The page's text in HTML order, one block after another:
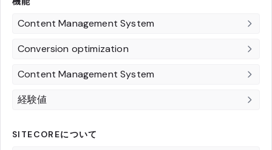
Content Management System
Conversion optimization
Content Management System
経験値
SITECOREについて